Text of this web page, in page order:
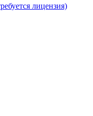
лицензия)